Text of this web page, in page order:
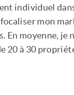
individuel
mon
En moyenne, je
20 à 30